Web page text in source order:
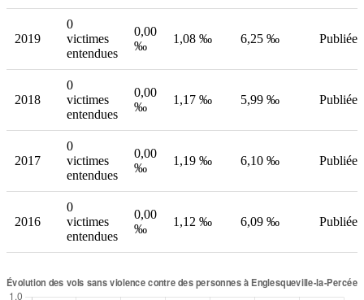
2019
0
victimes
entendues
0,00
‰
1,08 ‰ 6,25 ‰ Publiée
2018
0
victimes
entendues
0,00
‰
1,17 ‰ 5,99 ‰ Publiée
2017
0
victimes
entendues
0,00
‰
1,19 ‰ 6,10 ‰ Publiée
2016
0
victimes
entendues
0,00
‰
1,12 ‰ 6,09 ‰ Publiée